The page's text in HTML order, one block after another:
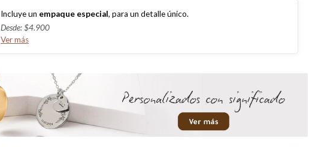
Incluye un empaque especial, para un detalle único.
Desde: $4.900
Ver más